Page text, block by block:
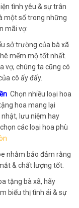
tình yêu & sự trân
một số trong những
mãi vợ:
sở trường của bà xã
mếm mộ tốt nhất.
vợ, chúng ta cũng có
cô ấy đấy.
Chọn nhiều loại hoa
hoa mang lại
lưu niệm hay
các loại hoa phù
nhằm bảo đảm rằng
& chất lượng tốt.
tặng bà xã, hãy
biểu thị tình ái & sự